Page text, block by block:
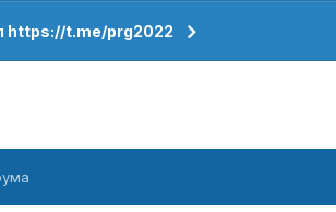
https://t.me/prg2022